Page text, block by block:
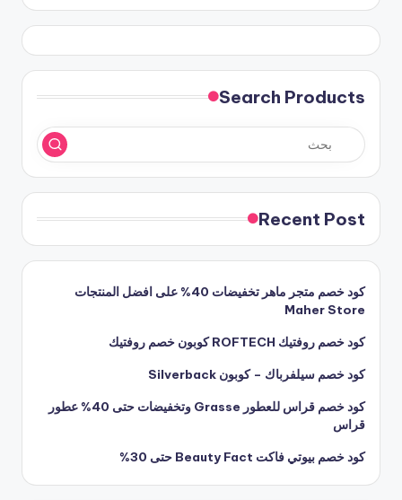
Search Products
Recent Post
كود خصم متجر ماهر تخفيضات 40% على افضل المنتجات
Maher Store
كود خصم روفتيك ROFTECH كوبون خصم روفتيك
كود خصم سيلفرباك – كوبون Silverback
كود خصم قراس للعطور Grasse وتخفيضات حتى 40% عطور
قراس
كود خصم بيوتي فاكت Beauty Fact حتى 30%